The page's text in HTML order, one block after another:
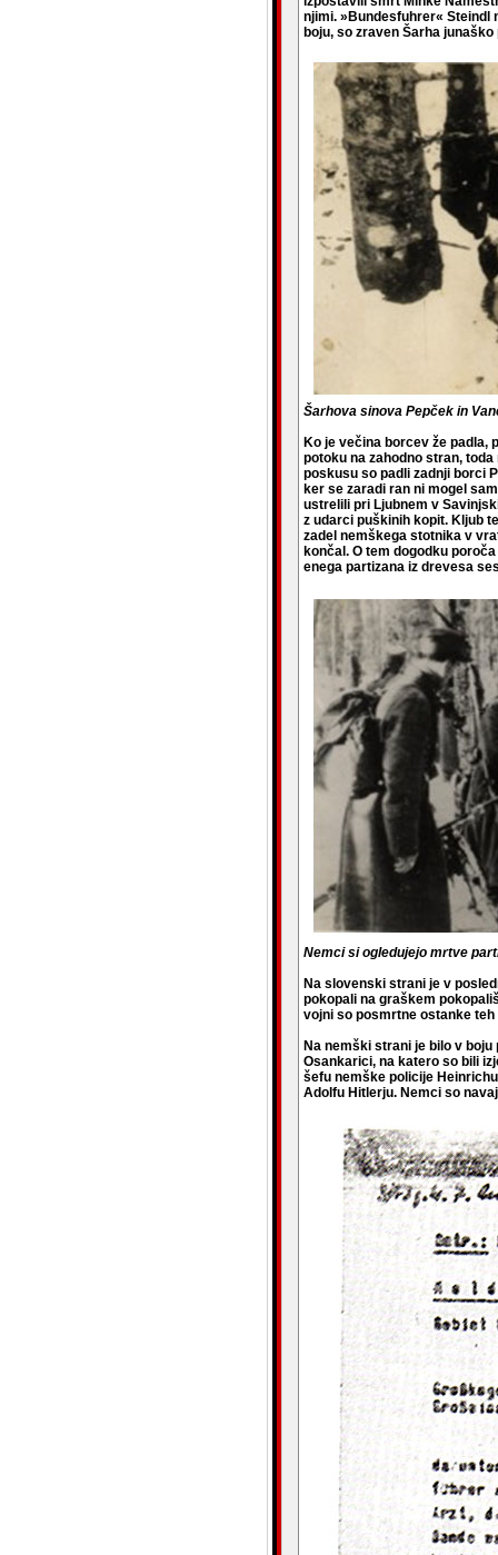
njimi. »Bundesfuhrer« Steindl
boju, so zraven Šarha
Šarhova sinova Pepček in
Ko je večina borcev že padla,
potoku na zahodno stran,
poskusu so padli zadnji borci
ker se zaradi ran ni mogel
ustrelili pri Ljubnem v
z udarci puškinih kopit. Kljub
zadel nemškega stotnika v
končal. O tem dogodku
enega partizana iz drevesa
Nemci si ogledujejo mrtve
Na slovenski strani je v
pokopali na graškem
vojni so posmrtne ostanke
Na nemški strani je bilo v
Osankarici, na katero so bili
šefu nemške policije
Adolfu Hitlerju. Nemci so